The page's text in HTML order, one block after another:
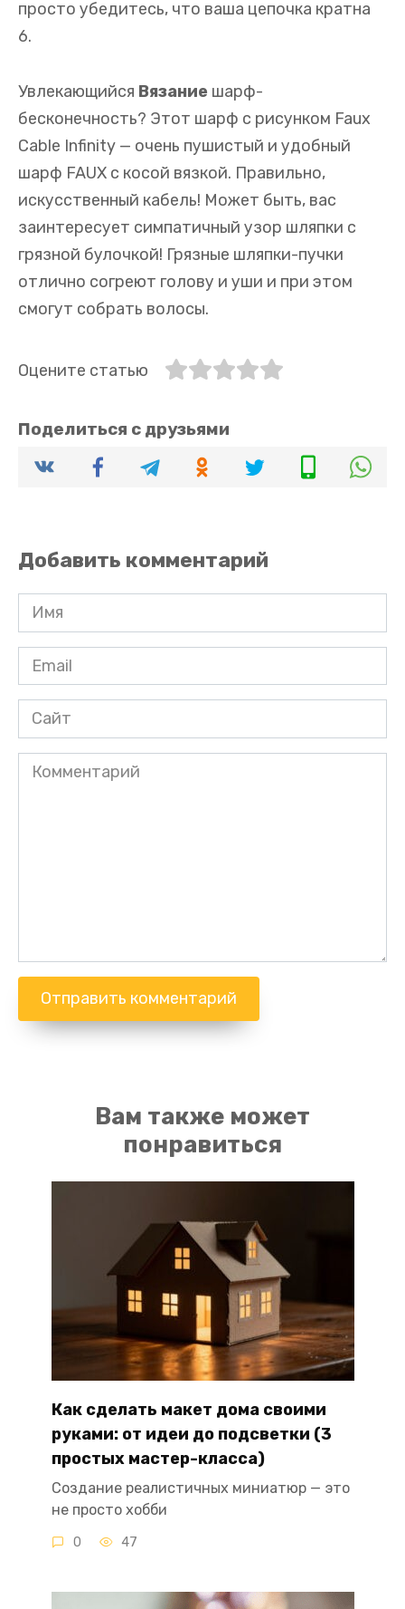
просто убедитесь, что ваша цепочка кратна
6.
Увлекающийся Вязание шарф-
бесконечность? Этот шарф с рисунком Faux
Cable Infinity — очень пушистый и удобный
шарф FAUX с косой вязкой. Правильно,
искусственный кабель! Может быть, вас
заинтересует симпатичный узор шляпки с
грязной булочкой! Грязные шляпки-пучки
отлично согреют голову и уши и при этом
смогут собрать волосы.
Оцените статью
Поделиться с друзьями
Добавить комментарий
Имя
*
Email
*
Сайт
Комментарий
Вам также может
понравиться
Как сделать макет дома своими
руками: от идеи до подсветки (3
простых мастер-класса)
Создание реалистичных миниатюр — это
не просто хобби
0 47